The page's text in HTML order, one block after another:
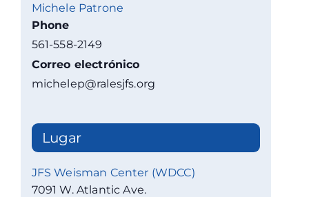
Michele Patrone
Phone
561-558-2149
Correo electrónico
michelep@ralesjfs.org
Lugar
JFS Weisman Center (WDCC)
7091 W. Atlantic Ave.